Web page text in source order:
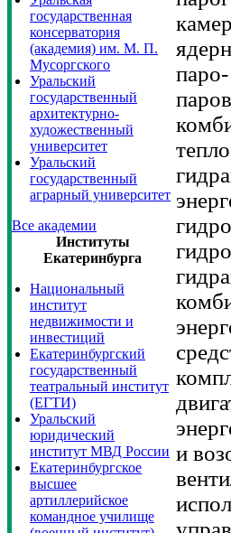
государственная
консерватория
(академия) им. М. П.
Мусоргского
Уральский
государственный
архитектурно-
художественный
университет
Уральский
государственный
аграрный университет
Все академии
Институты
Екатеринбурга
Национальный
институт
недвижимости и
инвестиций
Екатеринбургский
государственный
театральный институт
(ЕГТИ)
Уральский
юридический
институт МВД России
Екатеринбургское
высшее
артиллерийское
командное училище
и